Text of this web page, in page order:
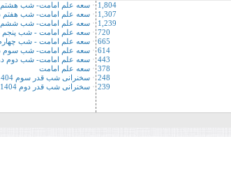
1,804
1,307
1,239
720
665
614
443
378
248
239
سعه علم امامت- شب هشتم
سعه علم امامت- شب هفتم
سعه علم امامت- شب ششم
سعه علم امامت - شب پنجم
سعه علم امامت - شب
سعه علم امامت- شب سوم
سعه علم امامت- شب دوم
سعه علم امامت
سخنرانی شب قدر سوم 1404
سخنرانی شب قدر دوم 1404